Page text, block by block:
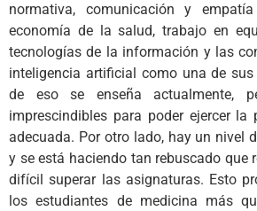
normativa, comunicación y
economía de la salud, trabajo en
tecnologías de la información y las
inteligencia artificial como una de
de eso se enseña actualmente,
imprescindibles para poder ejercer la
adecuada. Por otro lado, hay un nivel
y se está haciendo tan rebuscado que
difícil superar las asignaturas. Esto
los estudiantes de medicina más